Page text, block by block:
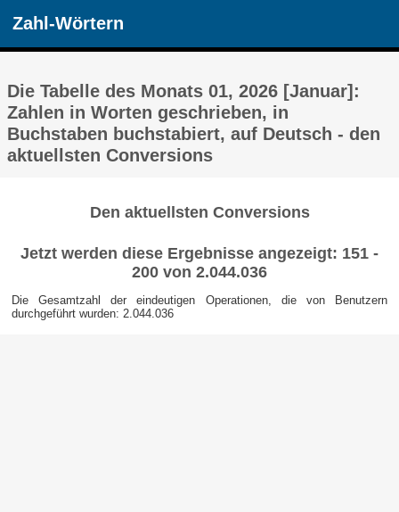
Zahl-Wörtern
Die Tabelle des Monats 01, 2026 [Januar]:
Zahlen in Worten geschrieben, in
Buchstaben buchstabiert, auf Deutsch - den
aktuellsten Conversions
Den aktuellsten Conversions
Jetzt werden diese Ergebnisse angezeigt: 151 -
200 von 2.044.036
Die Gesamtzahl der eindeutigen Operationen, die von Benutzern
durchgeführt wurden: 2.044.036